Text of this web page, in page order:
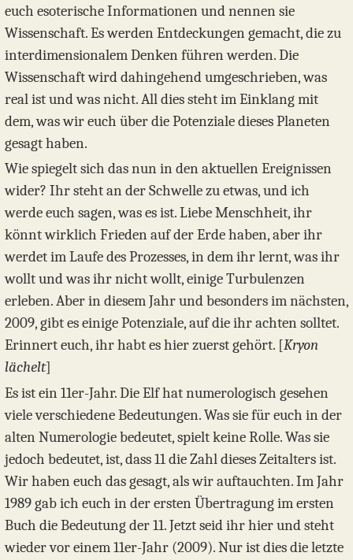
euch esoterische Informationen und nennen sie
Wissenschaft. Es werden Entdeckungen gemacht, die zu
interdimensionalem Denken führen werden. Die
Wissenschaft wird dahingehend umgeschrieben, was
real ist und was nicht. All dies steht im Einklang mit
dem, was wir euch über die Potenziale dieses Planeten
gesagt haben.
Wie spiegelt sich das nun in den aktuellen Ereignissen
wider? Ihr steht an der Schwelle zu etwas, und ich
werde euch sagen, was es ist. Liebe Menschheit, ihr
könnt wirklich Frieden auf der Erde haben, aber ihr
werdet im Laufe des Prozesses, in dem ihr lernt, was ihr
wollt und was ihr nicht wollt, einige Turbulenzen
erleben. Aber in diesem Jahr und besonders im nächsten,
2009, gibt es einige Potenziale, auf die ihr achten solltet.
Erinnert euch, ihr habt es hier zuerst gehört. [Kryon
lächelt]
Es ist ein 11er-Jahr. Die Elf hat numerologisch gesehen
viele verschiedene Bedeutungen. Was sie für euch in der
alten Numerologie bedeutet, spielt keine Rolle. Was sie
jedoch bedeutet, ist, dass 11 die Zahl dieses Zeitalters ist.
Wir haben euch das gesagt, als wir auftauchten. Im Jahr
1989 gab ich euch in der ersten Übertragung im ersten
Buch die Bedeutung der 11. Jetzt seid ihr hier und steht
wieder vor einem 11er-Jahr (2009). Nur ist dies die letzte